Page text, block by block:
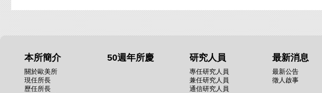
本所簡介
關於歐美所
現任所長
歷任所長
50週年所慶 研究人員
專任研究人員
兼任研究人員
通信研究人員
最新消息
最新公告
徵人啟事